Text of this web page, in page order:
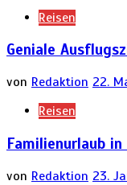
Reisen
Geniale
von Redaktion 22.
Reisen
Familienurlaub
von Redaktion 23.